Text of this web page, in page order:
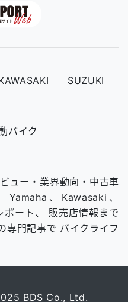
SUZUKI
バイク
ュー・業界動向・中古車
、Kawasaki、
ート、 販売店情報まで
専門記事で バイクライフ
BDS Co., Ltd.